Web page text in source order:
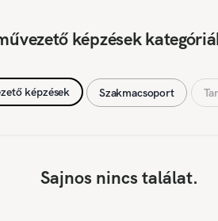
képzések
képzések Szakmacsoport
Sajnos nincs találat.